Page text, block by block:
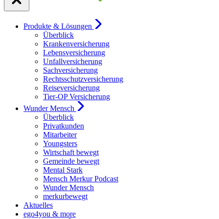
Produkte & Lösungen
Überblick
Krankenversicherung
Lebensversicherung
Unfallversicherung
Sachversicherung
Rechtsschutzversicherung
Reiseversicherung
Tier-OP Versicherung
Wunder Mensch
Überblick
Privatkunden
Mitarbeiter
Youngsters
Wirtschaft bewegt
Gemeinde bewegt
Mental Stark
Mensch Merkur Podcast
Wunder Mensch
merkurbewegt
Aktuelles
ego4you & more